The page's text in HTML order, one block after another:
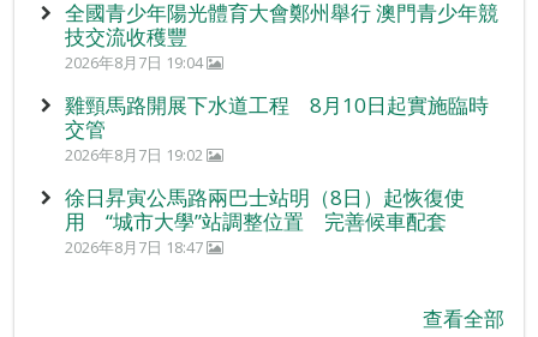
全國青少年陽光體育大會鄭州舉行 澳門青少年競
技交流收穫豐
2026年8月7日 19:04
雞頸馬路開展下水道工程 8月10日起實施臨時
交管
2026年8月7日 19:02
徐日昇寅公馬路兩巴士站明（8日）起恢復使
用 “城市大學”站調整位置 完善候車配套
2026年8月7日 18:47
查看全部